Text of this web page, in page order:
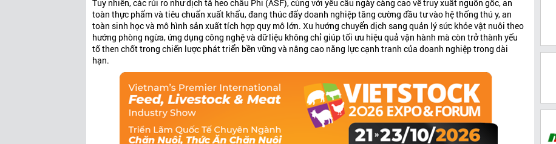
Tuy nhiên, các rủi ro như dịch tả heo châu Phi (ASF), cùng với yêu cầu ngày càng cao về truy xuất nguồn gốc, an
toàn thực phẩm và tiêu chuẩn xuất khẩu, đang thúc đẩy doanh nghiệp tăng cường đầu tư vào hệ thống thú y, an
toàn sinh học và mô hình sản xuất tích hợp quy mô lớn. Xu hướng chuyển dịch sang quản lý sức khỏe vật nuôi theo
hướng phòng ngừa, ứng dụng công nghệ và dữ liệu không chỉ giúp tối ưu hiệu quả vận hành mà còn trở thành yếu
tố then chốt trong chiến lược phát triển bền vững và nâng cao năng lực cạnh tranh của doanh nghiệp trong dài
hạn.